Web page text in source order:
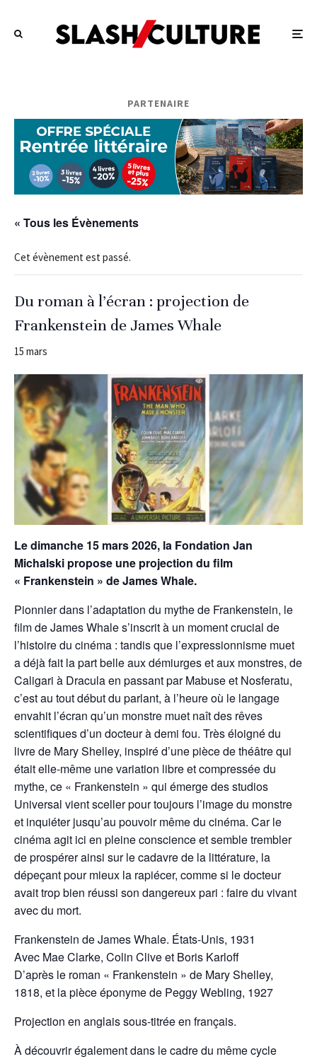
PARTENAIRE
« Tous les Évènements
Cet évènement est passé.
Du roman à l’écran : projection de
Frankenstein de James Whale
15 mars
Le dimanche 15 mars 2026, la Fondation Jan
Michalski propose une projection du film
« Frankenstein » de James Whale.
Pionnier dans l’adaptation du mythe de Frankenstein, le
film de James Whale s’inscrit à un moment crucial de
l’histoire du cinéma : tandis que l’expressionnisme muet
a déjà fait la part belle aux démiurges et aux monstres, de
Caligari à Dracula en passant par Mabuse et Nosferatu,
c’est au tout début du parlant, à l’heure où le langage
envahit l’écran qu’un monstre muet naît des rêves
scientifiques d’un docteur à demi fou. Très éloigné du
livre de Mary Shelley, inspiré d’une pièce de théâtre qui
était elle-même une variation libre et compressée du
mythe, ce « Frankenstein » qui émerge des studios
Universal vient sceller pour toujours l’image du monstre
et inquiéter jusqu’au pouvoir même du cinéma. Car le
cinéma agit ici en pleine conscience et semble trembler
de prospérer ainsi sur le cadavre de la littérature, la
dépeçant pour mieux la rapiécer, comme si le docteur
avait trop bien réussi son dangereux pari : faire du vivant
avec du mort.
Frankenstein de James Whale. États-Unis, 1931
Avec Mae Clarke, Colin Clive et Boris Karloff
D’après le roman « Frankenstein » de Mary Shelley,
1818, et la pièce éponyme de Peggy Webling, 1927
Projection en anglais sous-titrée en français.
À découvrir également dans le cadre du même cycle